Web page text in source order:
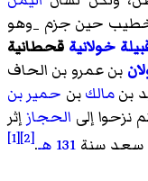
حين جزم _وهو
خولانية قحطانية
بن عمرو بن الحاف
بنمالكبن حمير بن
نزحوا إلى الحجازإثر
سعد سنة131 هـ .
[2]
[1]